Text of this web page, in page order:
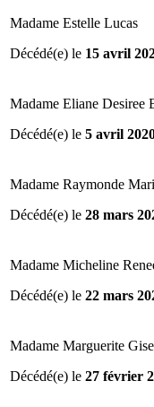
Madame Estelle Lucas
Décédé(e) le 15 avril
Madame Eliane Desiree
Décédé(e) le 5 avril
Madame Raymonde
Décédé(e) le 28 mars
Madame Micheline
Décédé(e) le 22 mars
Madame Marguerite
Décédé(e) le 27 février